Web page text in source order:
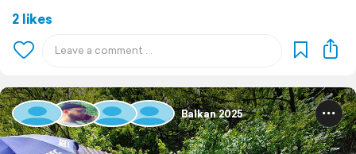
2 likes
Balkan 2025